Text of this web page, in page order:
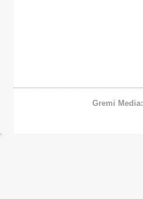
Gremi Media: